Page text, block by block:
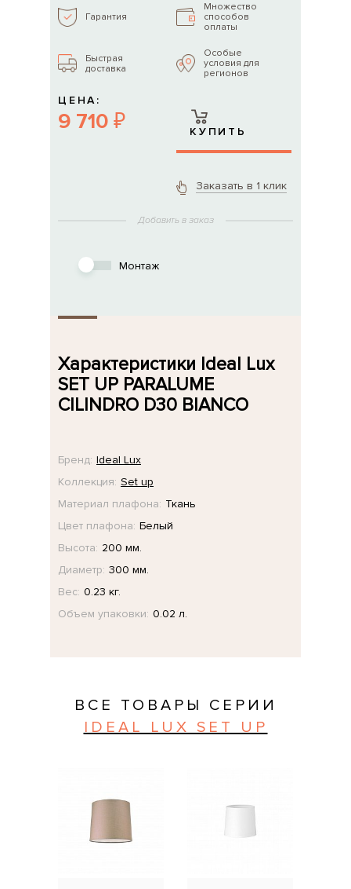
Гарантия
Множество
способов
оплаты
Быстрая
доставка
Особые
условия для
регионов
ЦЕНА:
9 710 ₽ КУПИТЬ
Заказать в 1 клик
Добавить в заказ
Монтаж
Характеристики Ideal Lux
SET UP PARALUME
CILINDRO D30 BIANCO
Бренд: Ideal Lux
Коллекция: Set up
Материал плафона: Ткань
Цвет плафона: Белый
Высота: 200 мм.
Диаметр: 300 мм.
Вес: 0.23 кг.
Объем упаковки: 0.02 л.
ВСЕ ТОВАРЫ СЕРИИ
IDEAL LUX SET UP